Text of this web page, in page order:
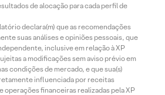
de alocação para cada perfil de
declara(m) que as recomendações
suas análises e opiniões pessoais, que
inclusive em relação à XP
a modificações sem aviso prévio em
condições de mercado, e que sua(s)
influenciada por receitas
operações financeiras realizadas pela XP